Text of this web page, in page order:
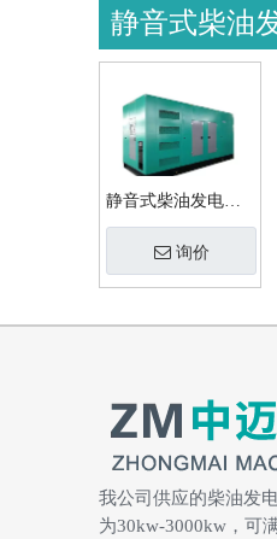
静音式柴油
静音式柴油发电机
组
询价
我公司供应的柴油发
为30kw-3000kw，可